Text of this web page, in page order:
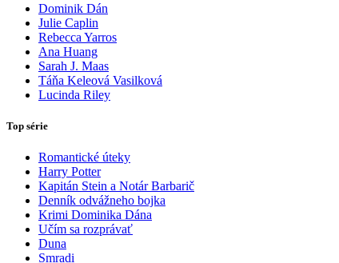
Dominik Dán
Julie Caplin
Rebecca Yarros
Ana Huang
Sarah J. Maas
Táňa Keleová Vasilková
Lucinda Riley
Top série
Romantické úteky
Harry Potter
Kapitán Stein a Notár Barbarič
Denník odvážneho bojka
Krimi Dominika Dána
Učím sa rozprávať
Duna
Smradi